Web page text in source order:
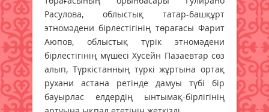
Расулова, облыстық татар-башқұрт
этномәдени бірлестігінің төрағасы Фарит
Аюпов, облыстық түрік этномәдени
бірлестігінің мүшесі Хусейн Пазаевтар сөз
алып, Түркістанның түркі жұртына ортақ
рухани астана ретінде дамуы түбі бір
бауырлас елдердің ынтымақ-бірлігінің